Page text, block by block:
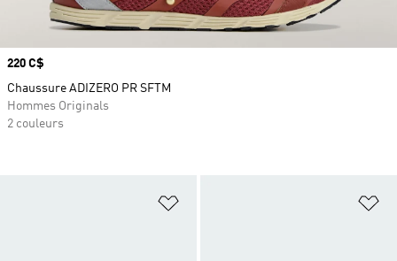
Ajouter à la Liste de produits
Prix
220 C$
Chaussure ADIZERO PR SFTM
Hommes Originals
2 couleurs